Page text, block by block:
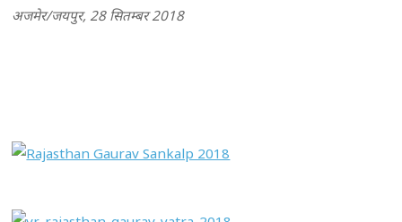
अजमेर/जयपुर, 28 सितम्बर 2018